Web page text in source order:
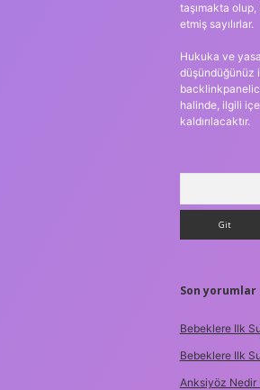
taşımakta
etmiş sayılırlar.
Hukuka ve
düşündüğünüz
halinde, ilgili
kaldırılacaktır.
Son yorumlar
Bebeklere Ilk
Bebeklere Ilk
Anksiyöz Nedir